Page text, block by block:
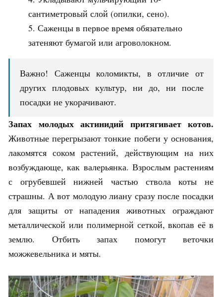
сантиметровый слой (опилки, сено).
Саженцы в первое время обязательно
затеняют бумагой или агроволокном.
Важно! Саженцы коломикты, в отличие от
других плодовых культур, ни до, ни после
посадки не укорачивают.
Запах молодых актинидий притягивает котов.
Животные перегрызают тонкие побеги у основания,
лакомятся соком растений, действующим на них
возбуждающе, как валерьянка. Взрослым растениям
с огрубевшей нижней частью ствола коты не
страшны. А вот молодую лиану сразу после посадки
для защиты от нападения животных ограждают
металлической или полимерной сеткой, вкопав её в
землю. Отбить запах помогут веточки
можжевельника и мяты.